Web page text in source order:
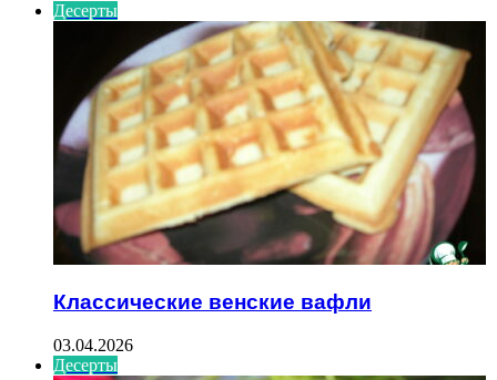
Десерты
Классические венские вафли
03.04.2026
Десерты